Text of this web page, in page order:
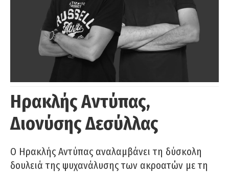
Ηρακλής Αντύπας,
Διονύσης Δεσύλλας
Ο Ηρακλής Αντύπας αναλαμβάνει τη δύσκολη
δουλειά της ψυχανάλυσης των ακροατών με τη